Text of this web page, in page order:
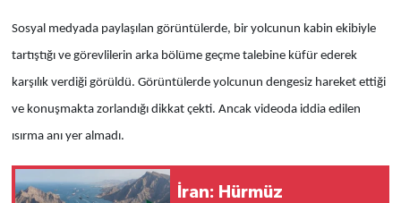
Sosyal medyada paylaşılan görüntülerde, bir yolcunun kabin ekibiyle
tartıştığı ve görevlilerin arka bölüme geçme talebine küfür ederek
karşılık verdiği görüldü. Görüntülerde yolcunun dengesiz hareket ettiği
ve konuşmakta zorlandığı dikkat çekti. Ancak videoda iddia edilen
ısırma anı yer almadı.
İran: Hürmüz